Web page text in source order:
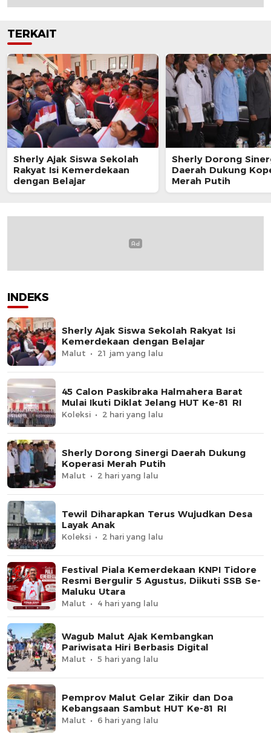
TERKAIT
Sherly Ajak Siswa Sekolah
Rakyat Isi Kemerdekaan
dengan Belajar
Sherly Dorong
Daerah Dukung
Merah Putih
INDEKS
Sherly Ajak Siswa Sekolah Rakyat Isi
Kemerdekaan dengan Belajar
Malut 21 jam yang lalu
45 Calon Paskibraka Halmahera Barat
Mulai Ikuti Diklat Jelang HUT Ke-81 RI
Koleksi 2 hari yang lalu
Sherly Dorong Sinergi Daerah Dukung
Koperasi Merah Putih
Malut 2 hari yang lalu
Tewil Diharapkan Terus Wujudkan Desa
Layak Anak
Koleksi 2 hari yang lalu
Festival Piala Kemerdekaan KNPI Tidore
Resmi Bergulir 5 Agustus, Diikuti SSB Se-
Maluku Utara
Malut 4 hari yang lalu
Wagub Malut Ajak Kembangkan
Pariwisata Hiri Berbasis Digital
Malut 5 hari yang lalu
Pemprov Malut Gelar Zikir dan Doa
Kebangsaan Sambut HUT Ke-81 RI
Malut 6 hari yang lalu